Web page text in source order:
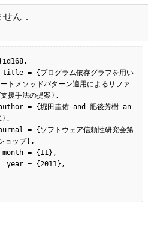
ん．
トメソッドパターン適用によるリファ
支援手法の提案},
},
ョップ},